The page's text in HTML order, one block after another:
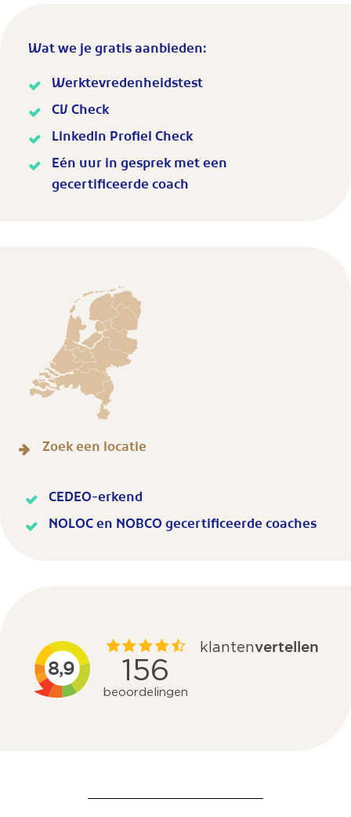
Wat we je gratis aanbieden:
Werktevredenheidstest
CV Check
LinkedIn Profiel Check
Eén uur in gesprek met een
gecertificeerde coach
Zoek een locatie
CEDEO-erkend
NOLOC en NOBCO gecertificeerde coaches